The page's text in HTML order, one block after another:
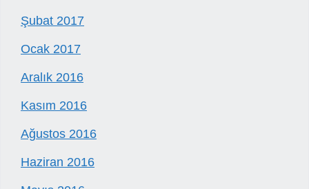
Şubat 2017
Ocak 2017
Aralık 2016
Kasım 2016
Ağustos 2016
Haziran 2016